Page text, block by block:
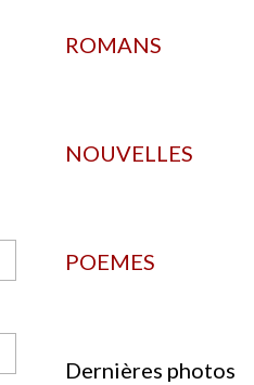
ROMANS
NOUVELLES
POEMES
Dernières photos